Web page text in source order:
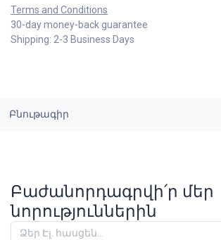
Terms and Conditions
30-day money-back guarantee
Shipping: 2-3 Business Days
Բնութագիր
Բաժանորդագրվի՛ր մեր
նորություններին